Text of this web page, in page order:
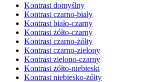
Kontrast domyślny
Kontrast czarno-biały
Kontrast biało-czarny
Kontrast żółto-czarny
Kontrast czarno-żółty
Kontrast czarno-zielony
Kontrast zielono-czarny
Kontrast żółto-niebieski
Kontrast niebiesko-żółty